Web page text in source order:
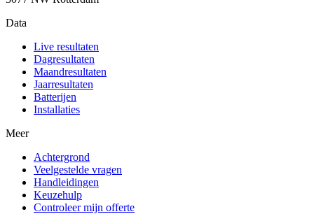
Data
Live resultaten
Dagresultaten
Maandresultaten
Jaarresultaten
Batterijen
Installaties
Meer
Achtergrond
Veelgestelde vragen
Handleidingen
Keuzehulp
Controleer mijn offerte